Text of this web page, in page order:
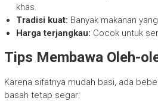
khas.
Tradisi kuat: Banyak makanan
Harga terjangkau: Cocok untuk
Tips Membawa Oleh-
Karena sifatnya mudah basi, ada
basah tetap segar: